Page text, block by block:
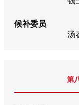
候补委员
汤
第